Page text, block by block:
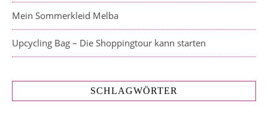
Mein Sommerkleid Melba
Upcycling Bag – Die Shoppingtour kann starten
SCHLAGWÖRTER